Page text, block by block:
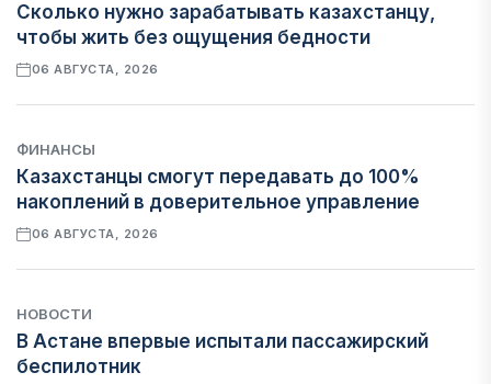
Сколько нужно зарабатывать казахстанцу,
чтобы жить без ощущения бедности
06 АВГУСТА, 2026
ФИНАНСЫ
Казахстанцы смогут передавать до 100%
накоплений в доверительное управление
06 АВГУСТА, 2026
НОВОСТИ
В Астане впервые испытали пассажирский
беспилотник